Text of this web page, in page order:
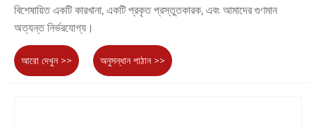
বিশেষায়িত একটি কারখানা, একটি প্রকৃত প্রস্তুতকারক, এবং আমাদের গুণমান
অত্যন্ত নির্ভরযোগ্য।
আরো দেখুন >> অনুসন্ধান পাঠান >>